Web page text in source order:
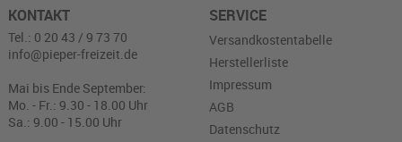
KONTAKT
Tel.: 0 20 43 / 9 73 70
info@pieper-freizeit.de
Mai bis Ende September:
Mo. - Fr.: 9.30 - 18.00 Uhr
Sa.: 9.00 - 15.00 Uhr
SERVICE
Versandkostentabelle
Herstellerliste
Impressum
AGB
Datenschutz